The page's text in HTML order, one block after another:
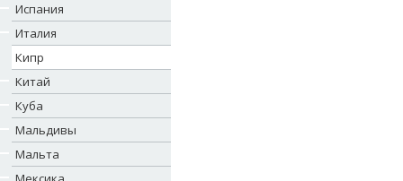
Испания
Италия
Кипр
Китай
Куба
Мальдивы
Мальта